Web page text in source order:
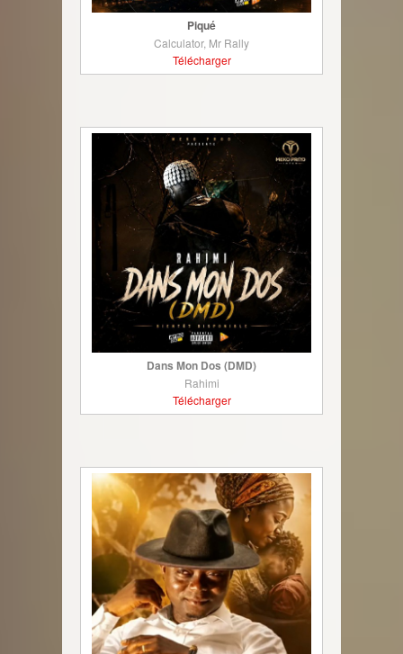
Piqué
Calculator, Mr Rally
Télécharger
Dans Mon Dos (DMD)
Rahimi
Télécharger